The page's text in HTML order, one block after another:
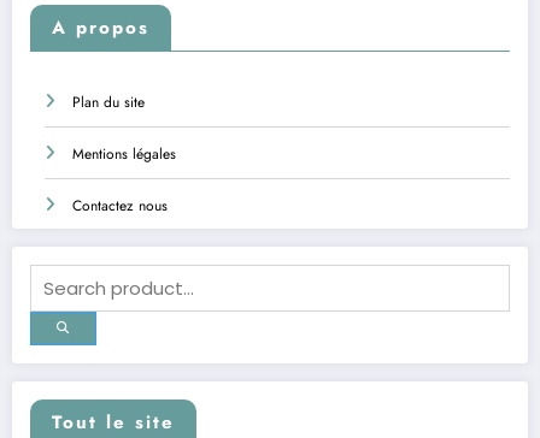
A propos
Plan du site
Mentions légales
Contactez nous
Tout le site